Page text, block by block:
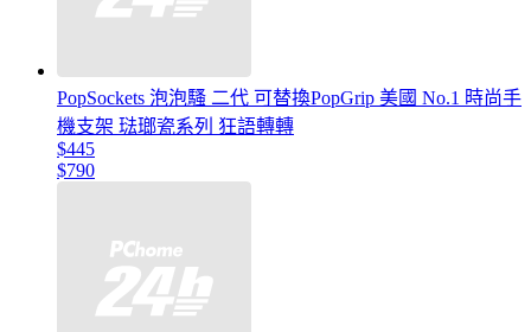
PopSockets 泡泡騷 二代 可替換PopGrip 美國 No.1 時尚手
機支架 琺瑯瓷系列 狂語轉轉
$445
$790